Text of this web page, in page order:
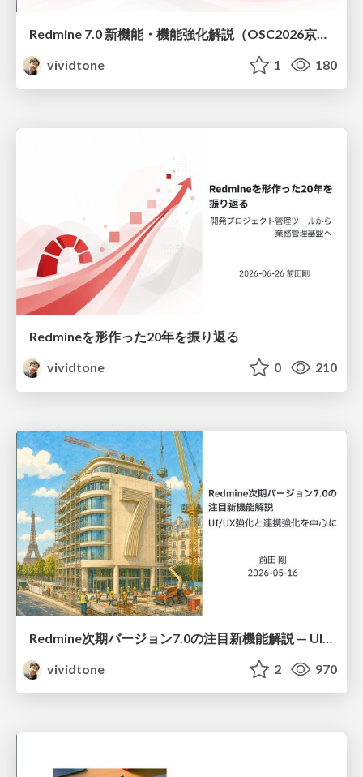
Redmine 7.0 新機能・機能強化解説（OSC2026京都ダイジェスト版）
vividtone
1 180
Redmineを形作った20年を振り返る
vividtone
0 210
Redmine次期バージョン7.0の注目新機能解説 — UI/UX強化と連携強化を中心に
vividtone
2 970